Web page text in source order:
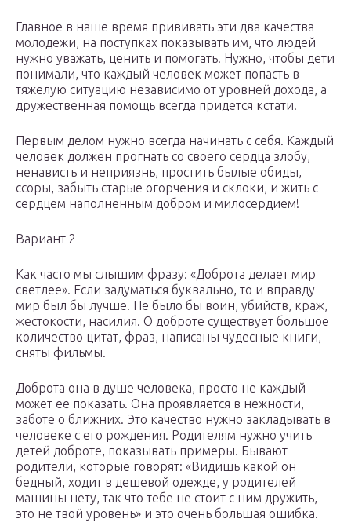
Главное в наше время прививать эти два качества
молодежи, на поступках показывать им, что людей
нужно уважать, ценить и помогать. Нужно, чтобы дети
понимали, что каждый человек может попасть в
тяжелую ситуацию независимо от уровней дохода, а
дружественная помощь всегда придется кстати.
Первым делом нужно всегда начинать с себя. Каждый
человек должен прогнать со своего сердца злобу,
ненависть и неприязнь, простить былые обиды,
ссоры, забыть старые огорчения и склоки, и жить с
сердцем наполненным добром и милосердием!
Вариант 2
Как часто мы слышим фразу: «Доброта делает мир
светлее». Если задуматься буквально, то и вправду
мир был бы лучше. Не было бы воин, убийств, краж,
жестокости, насилия. О доброте существует большое
количество цитат, фраз, написаны чудесные книги,
сняты фильмы.
Доброта она в душе человека, просто не каждый
может ее показать. Она проявляется в нежности,
заботе о ближних. Это качество нужно закладывать в
человеке с его рождения. Родителям нужно учить
детей доброте, показывать примеры. Бывают
родители, которые говорят: «Видишь какой он
бедный, ходит в дешевой одежде, у родителей
машины нету, так что тебе не стоит с ним дружить,
это не твой уровень» и это очень большая ошибка.